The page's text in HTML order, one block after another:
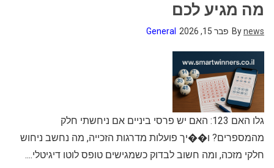
מה מגיע לכם
Bynews פבר 15, 2026 General
גלו האם 123: האם יש פרסי ביניים אם ניחשתי חלק
מהמספרים? ו��יך פועלות מדרגות הזכייה, מה נחשב ניחוש
חלקי מזכה, ומה חשוב לבדוק כשמגישים טופס לוטו דיגיטלי....